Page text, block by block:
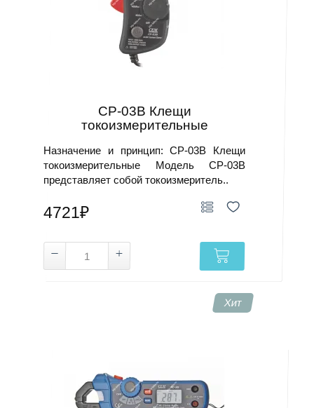
CP-03B Клещи
токоизмерительные
Назначение и принцип: CP-03B Клещи
токоизмерительные Модель CP-03B
представляет собой токоизмеритель..
4721₽
Хит